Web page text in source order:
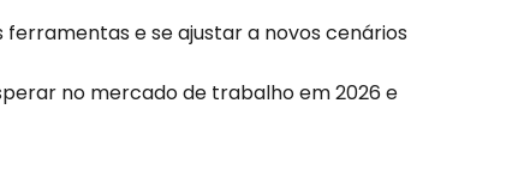
e se ajustar a novos cenários
no mercado de trabalho em 2026 e